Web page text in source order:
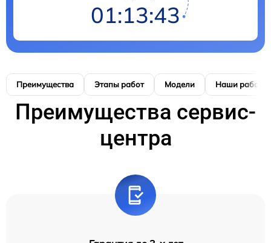
01:13:42
Преимущества Этапы работ Модели Наши работы
Преимущества сервис-
центра